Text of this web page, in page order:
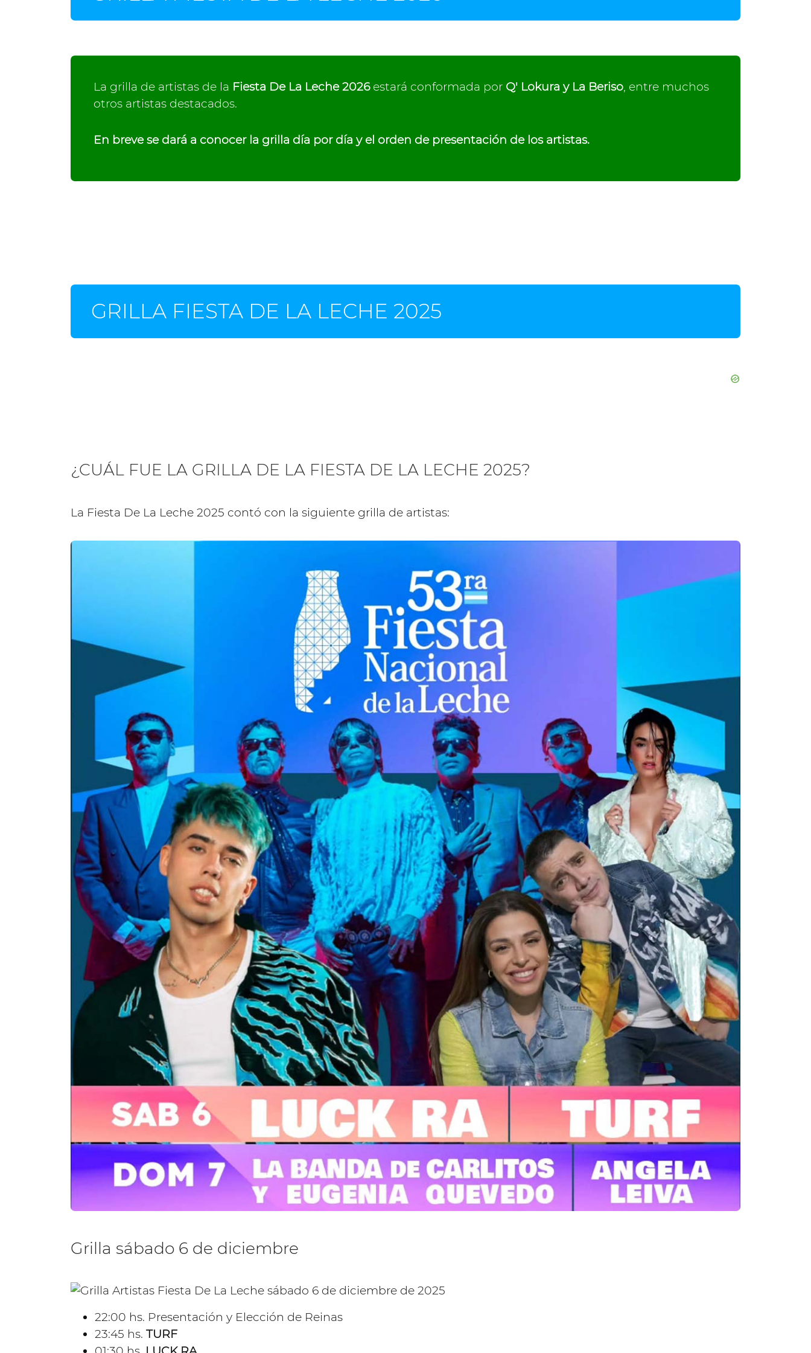
La grilla de artistas de la Fiesta De La Leche 2026estará conformada por Q' Lokura y La Beriso, entre muchos
otros artistas destacados.
En breve se dará a conocer la grilla día por día y el orden de presentación de los artistas.
GRILLA FIESTA DE LA LECHE 2025
¿CUÁL FUE LA GRILLA DE LA FIESTA DE LA LECHE 2025?
La Fiesta De La Leche 2025 contó con la siguiente grilla de artistas:
Grilla sábado 6 de diciembre
22:00 hs. Presentación y Elección de Reinas
23:45 hs. TURF